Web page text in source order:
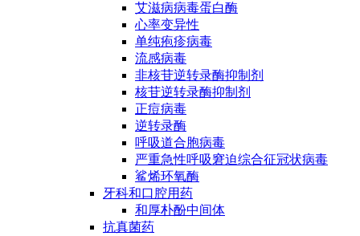
艾滋病病毒蛋白酶
心率变异性
单纯疱疹病毒
流感病毒
非核苷逆转录酶抑制剂
核苷逆转录酶抑制剂
正痘病毒
逆转录酶
呼吸道合胞病毒
严重急性呼吸窘迫综合征冠状病毒
鲨烯环氧酶
牙科和口腔用药
和厚朴酚中间体
抗真菌药